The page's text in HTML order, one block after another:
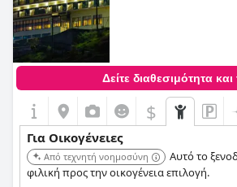
Δείτε διαθεσιμότητα και
$
Για Οικογένειες
Από τεχνητή νοημοσύνη
Αυτό το
φιλική προς την οικογένεια επιλογή.